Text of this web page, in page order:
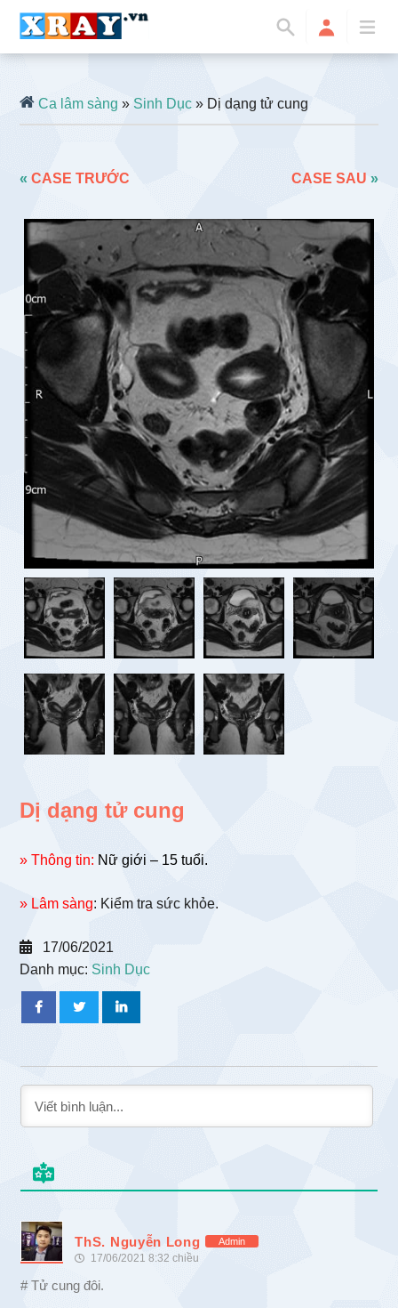
Ca lâm sàng »Sinh Dục » Dị dạng tử cung
«CASE TRƯỚC CASE SAU »
Dị dạng tử cung
» Thông tin: Nữ giới – 15 tuổi.
» Lâm sàng: Kiểm tra sức khỏe.
17/06/2021
Danh mục: Sinh Dục
ThS. Nguyễn Long Admin
17/06/2021 8:32 chiều
# Tử cung đôi.